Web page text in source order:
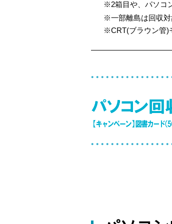
※2箱目や、パソコ
※一部離島は回収対
※CRT(ブラウン管)